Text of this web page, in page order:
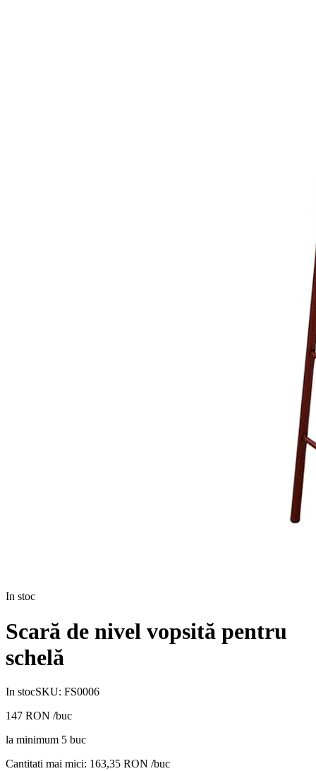
In stoc
Scară de nivel vopsită pentru
schelă
In stocSKU: FS0006
147 RON /buc
la minimum 5 buc
Cantitati mai mici: 163,35 RON /buc